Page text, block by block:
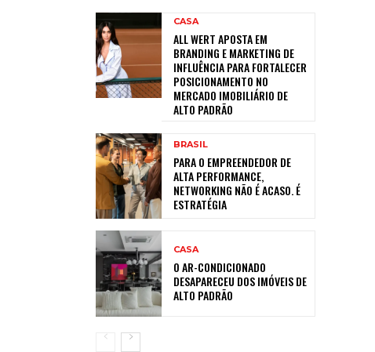
CASA
ALL WERT APOSTA EM
BRANDING E MARKETING DE
INFLUÊNCIA PARA FORTALECER
POSICIONAMENTO NO
MERCADO IMOBILIÁRIO DE
ALTO PADRÃO
BRASIL
PARA O EMPREENDEDOR DE
ALTA PERFORMANCE,
NETWORKING NÃO É ACASO. É
ESTRATÉGIA
CASA
O AR-CONDICIONADO
DESAPARECEU DOS IMÓVEIS DE
ALTO PADRÃO